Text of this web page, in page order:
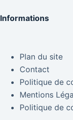
Informations
Plan du site
Contact
Politique de
Mentions
Politique de